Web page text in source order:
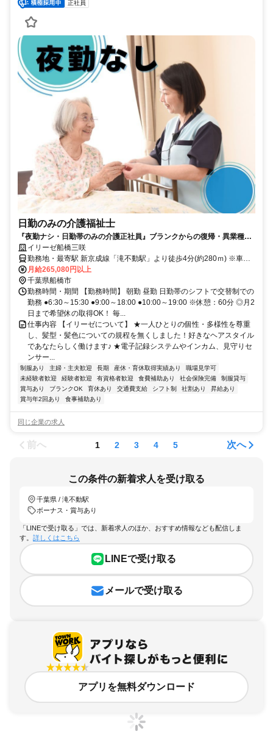
正社員
日勤のみの介護福祉士
『夜勤ナシ・日勤帯のみの介護正社員』ブランクからの復帰・異業種か
らの転職も大歓迎です！
イリーゼ船橋三咲
勤務地・最寄駅 新京成線「滝不動駅」より徒歩4分(約280ｍ) ※車通
勤OK
月給265,080円以上
千葉県船橋市
勤務時間・期間 【勤務時間】 朝勤 昼勤 日勤帯のシフトで交替制での
勤務 ●6:30～15:30 ●9:00～18:00 ●10:00～19:00 ※休憩：60分 ◎月2
日まで希望休の取得OK！ 毎...
仕事内容 【イリーゼについて】 ★一人ひとりの個性・多様性を尊重
し、髪型・髪色についての規程を無くしました！好きなヘアスタイル
であなたらしく働けます♪ ★電子記録システムやインカム、見守りセ
ンサー...
制服あり 主婦・主夫歓迎 長期 産休・育休取得実績あり
職場見学可
未経験者歓迎
経験者歓迎 有資格者歓迎 食費補助あり 社会保険完備
制服貸与
賞与あり
ブランクOK 育休あり 交通費支給 シフト制 社割あり
昇給あり
賞与年2回あり
食事補助あり
同じ企業の求人
前へ 1 2 3 4 5 次へ
この条件の新着求人を受け取る
千葉県 / 滝不動駅
ボーナス・賞与あり
「LINEで受け取る」では、新着求人のほか、おすすめ情報なども配信しま
す。 詳しくはこちら
LINEで受け取る
メールで受け取る
アプリを無料ダウンロード